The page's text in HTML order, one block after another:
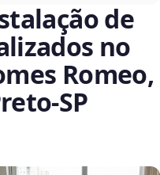
de
no
Romeo,